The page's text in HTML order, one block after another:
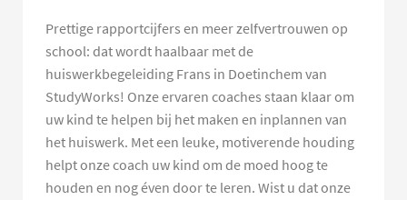
Prettige rapportcijfers en meer zelfvertrouwen op
school: dat wordt haalbaar met de
huiswerkbegeleiding Frans in Doetinchem van
StudyWorks! Onze ervaren coaches staan klaar om
uw kind te helpen bij het maken en inplannen van
het huiswerk. Met een leuke, motiverende houding
helpt onze coach uw kind om de moed hoog te
houden en nog éven door te leren. Wist u dat onze